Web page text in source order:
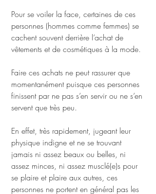
Pour se voiler la face, certaines de ces
personnes (hommes comme femmes) se
cachent souvent derrière l’achat de
vêtements et de cosmétiques à la mode.
Faire ces achats ne peut rassurer que
momentanément puisque ces personnes
finissent par ne pas s’en servir ou ne s’en
servent que très peu.
En effet, très rapidement, jugeant leur
physique indigne et ne se trouvant
jamais ni assez beaux ou belles, ni
assez minces, ni assez musclé(e)s pour
se plaire et plaire aux autres, ces
personnes ne portent en général pas les